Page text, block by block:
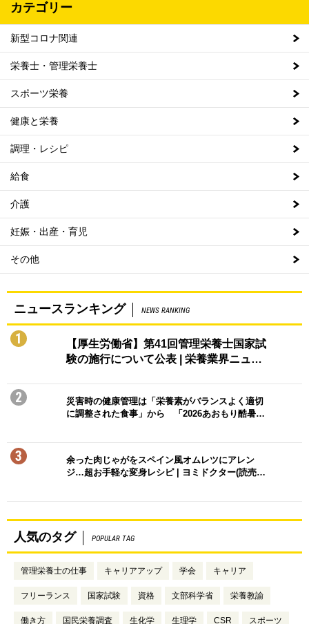
カテゴリー
新型コロナ関連
栄養士・管理栄養士
スポーツ栄養
健康と栄養
調理・レシピ
給食
介護
妊娠・出産・育児
その他
ニュースランキング NEWS RANKING
1
【厚生労働省】第41回管理栄養士国家試
験の施行について公表 | 栄養業界ニュ…
2
災害時の健康管理は「栄養素がバランスよく適切
に調整された食事」から 「2026あおもり酷暑…
3
余った肉じゃがをスペイン風オムレツにアレン
ジ…超お手軽な変身レシピ | ヨミドクター(読売…
人気のタグ POPULAR TAG
管理栄養士の仕事 キャリアアップ 学会 キャリア
フリーランス 国家試験 資格 文部科学省 栄養教諭
働き方 国民栄養調査 生化学 生理学 CSR スポーツ